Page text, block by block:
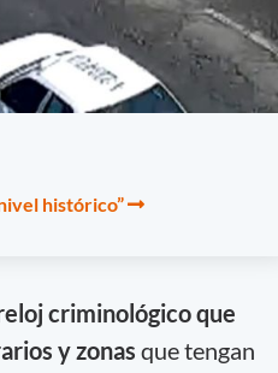
histórico”
criminológico que
y zonas que tengan